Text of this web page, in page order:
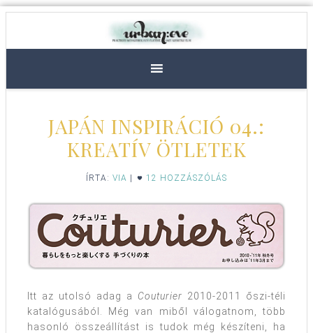
JAPÁN INSPIRÁCIÓ 04.:
KREATÍV ÖTLETEK
ÍRTA: VIA 12 HOZZÁSZÓLÁS
Itt az utolsó adag a Couturier 2010-2011 őszi-téli
katalógusából. Még van miből válogatnom, több
hasonló összeállítást is tudok még készíteni, ha